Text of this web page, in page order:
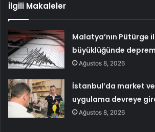
İlgili Makaleler
Malatya’nın Pütürge
büyüklüğünde
Ağustos 8, 2026
İstanbul’da market
uygulama devreye
Ağustos 8, 2026